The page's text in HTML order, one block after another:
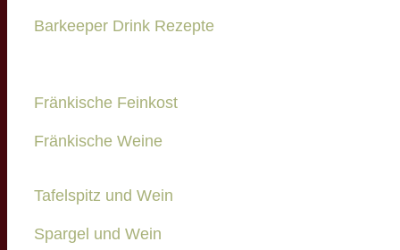
Barkeeper Drink Rezepte
Fränkische Feinkost
Fränkische Weine
Tafelspitz und Wein
Spargel und Wein